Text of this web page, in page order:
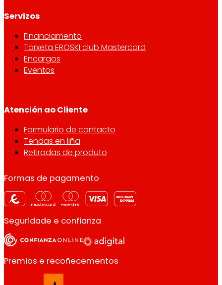
Servizos
Financiamento
Tarxeta EROSKI club Mastercard
Encargos
Eventos
Atención ao Cliente
Formulario de contacto
Tendas en liña
Retiradas de produto
Formas de pagamento
Seguridade e confianza
Premios e recoñecementos